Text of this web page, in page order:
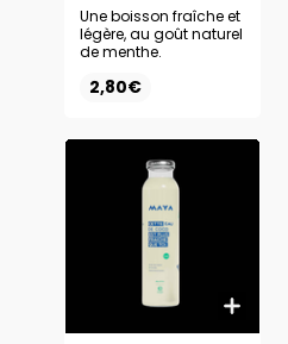
Une boisson fraîche et
légère, au goût naturel
de menthe.
2,80€